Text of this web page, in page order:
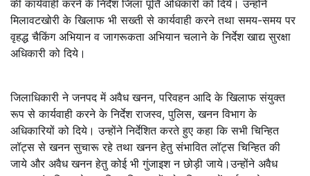
की कार्यवाही करने के निर्देश जिला पूर्ति अधिकारी को दिये। उन्होंने
मिलावटखोरी के खिलाफ भी सख्ती से कार्यवाही करने तथा समय-समय पर
वृहद्ध चैकिंग अभियान व जागरूकता अभियान चलाने के निर्देश खाद्य सुरक्षा
अधिकारी को दिये।
जिलाधिकारी ने जनपद में अवैध खनन, परिवहन आदि के खिलाफ संयुक्त
रूप से कार्यवाही करने के निर्देश राजस्व, पुलिस, खनन विभाग के
अधिकारियों को दिये। उन्होंने निर्देशित करते हुए कहा कि सभी चिन्हित
लॉट्स से खनन सुचारू रहे तथा खनन हेतु संभावित लॉट्स चिन्हित की
जाये और अवैध खनन हेतु कोई भी गुंजाइश न छोड़ी जाये।उन्होंने अवैध